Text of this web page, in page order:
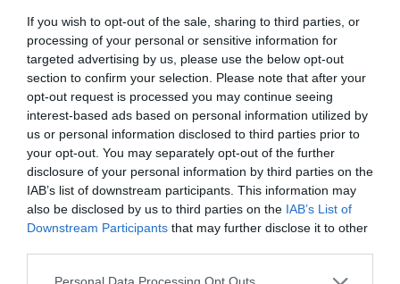
If you wish to opt-out of the sale, sharing to third parties, or
processing of your personal or sensitive information for
targeted advertising by us, please use the below opt-out
section to confirm your selection. Please note that after your
opt-out request is processed you may continue seeing
interest-based ads based on personal information utilized by
us or personal information disclosed to third parties prior to
your opt-out. You may separately opt-out of the further
disclosure of your personal information by third parties on the
IAB’s list of downstream participants. This information may
also be disclosed by us to third parties on the IAB’s List of
Downstream Participants that may further disclose it to other
necesitan", apuntan.
AñadirVIA Empresacomo fuente preferida
de Google de forma gratuita
Mantente informado con las últimas noticias de
ACTIVAR AHORA